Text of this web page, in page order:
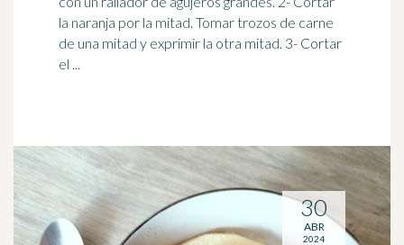
la naranja por la mitad. Tomar trozos de carne
de una mitad y exprimir la otra mitad. 3- Cortar
el ...
30
ABR
2024